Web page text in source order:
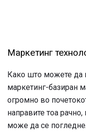
Маркетинг
Како што можете да
маркетинг-базиран
огромно во
направите тоа рачно,
може да се